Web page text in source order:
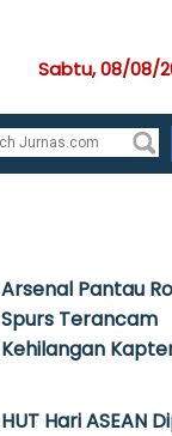
Sabtu, 08/08/
Arsenal Pantau
Spurs Terancam
Kehilangan
HUT Hari ASEAN